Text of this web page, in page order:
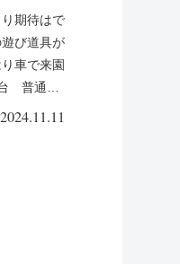
期待はで
び道具が
車で来園
普通車
2024.11.11